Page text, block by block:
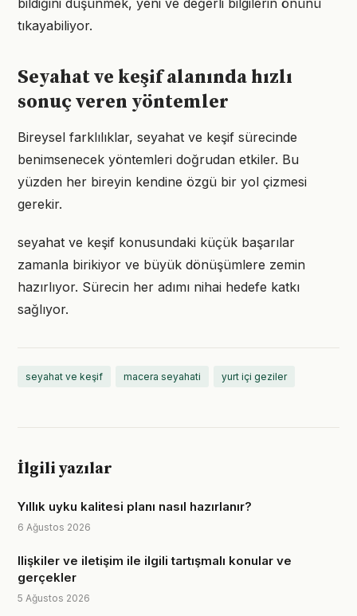
bildiğini düşünmek, yeni ve değerli bilgilerin önünü
tıkayabiliyor.
Seyahat ve keşif alanında hızlı
sonuç veren yöntemler
Bireysel farklılıklar, seyahat ve keşif sürecinde
benimsenecek yöntemleri doğrudan etkiler. Bu
yüzden her bireyin kendine özgü bir yol çizmesi
gerekir.
seyahat ve keşif konusundaki küçük başarılar
zamanla birikiyor ve büyük dönüşümlere zemin
hazırlıyor. Sürecin her adımı nihai hedefe katkı
sağlıyor.
seyahat ve keşif macera seyahati yurt içi geziler
İlgili yazılar
Yıllık uyku kalitesi planı nasıl hazırlanır?
6 Ağustos 2026
Ilişkiler ve iletişim ile ilgili tartışmalı konular ve
gerçekler
5 Ağustos 2026